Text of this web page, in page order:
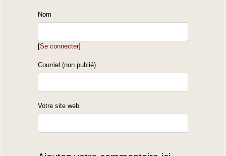
Nom
[Se connecter]
Courriel (non publié)
Votre site web